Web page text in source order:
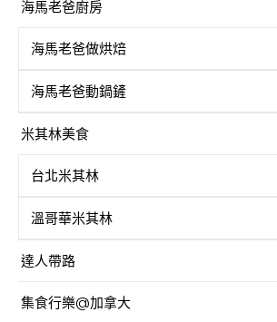
海馬老爸廚房
海馬老爸做烘焙
海馬老爸動鍋鏟
米其林美食
台北米其林
溫哥華米其林
達人帶路
集食行樂@加拿大